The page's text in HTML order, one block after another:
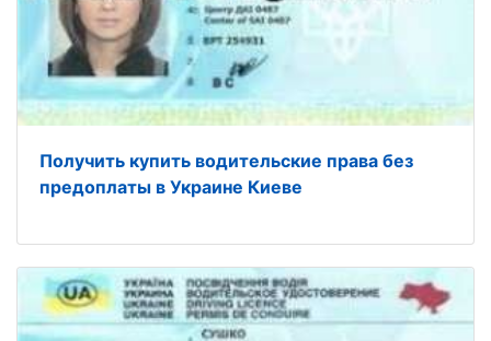
Получить купить водительские права без
предоплаты в Украине Киеве